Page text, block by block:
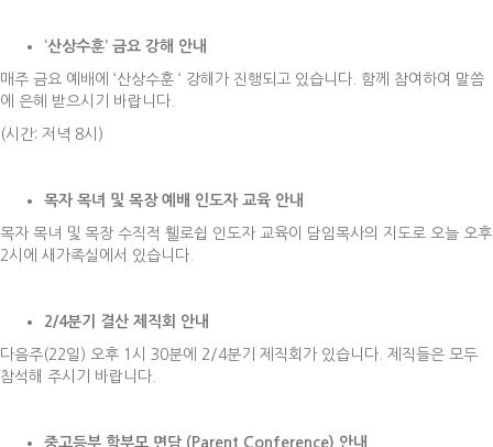
‘산상수훈’ 금요 강해 안내
매주 금요 예배에 ‘산상수훈 ‘ 강해가 진행되고 있습니다. 함께 참여하여 말씀
에 은혜 받으시기 바랍니다.
(시간: 저녁 8시)
목자 목녀 및 목장 예배 인도자 교육 안내
목자 목녀 및 목장 수직적 휄로쉽 인도자 교육이 담임목사의 지도로 오늘 오후
2시에 새가족실에서 있습니다.
2/4분기 결산 제직회 안내
다음주(22일) 오후 1시 30분에 2/4분기 제직회가 있습니다. 제직들은 모두
참석해 주시기 바랍니다.
중고등부 학부모 면담 (Parent Conference) 안내